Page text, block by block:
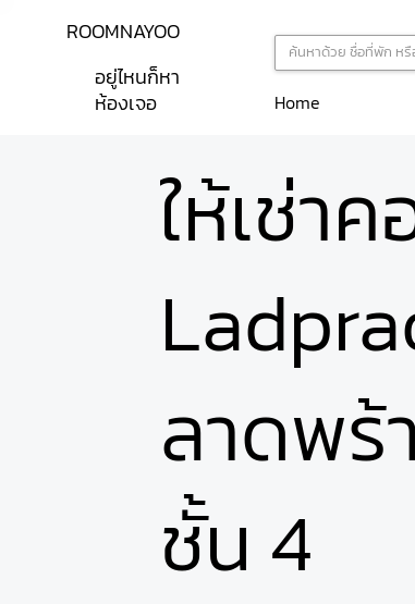
Home
ROOMNAYOO
อยู่ไหนก็หา
ห้องเจอ
ให้เช่า
ลาดพร้
ชั้น 4